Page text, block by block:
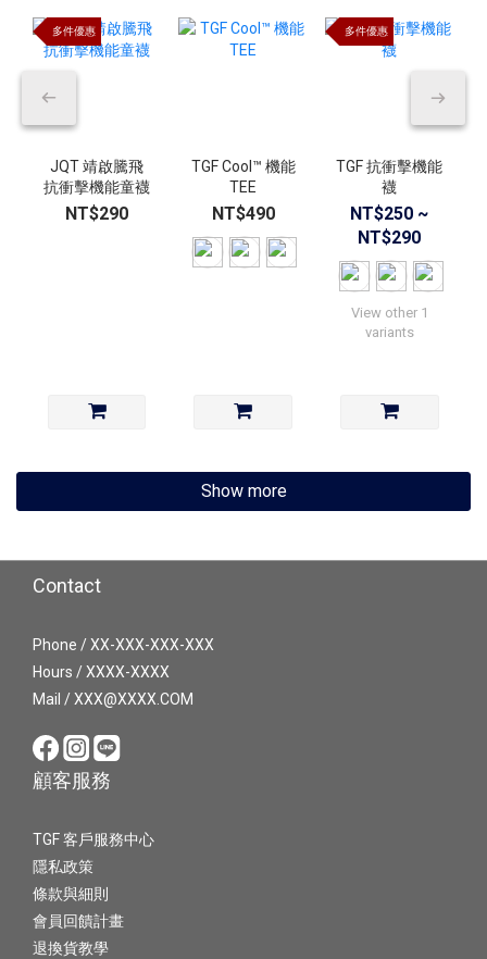
多件優惠
JQT 靖啟騰飛
抗衝擊機能童襪
NT$290
TGF Cool™ 機能
TEE
NT$490
多件優惠
TGF 抗衝擊機能
襪
NT$250 ~
NT$290
View other 1
variants
Show more
Contact
Phone / XX-XXX-XXX-XXX
Hours / XXXX-XXXX
Mail / XXX@XXXX.COM
顧客服務
TGF 客戶服務中心
隱私政策
條款與細則
會員回饋計畫
退換貨教學